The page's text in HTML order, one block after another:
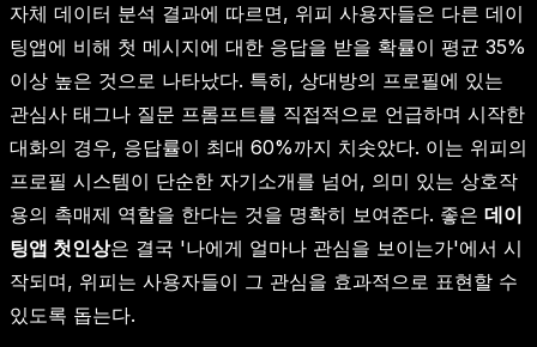
자체 데이터 분석 결과에 따르면, 위피 사용자들은 다른 데이
팅앱에 비해 첫 메시지에 대한 응답을 받을 확률이 평균 35%
이상 높은 것으로 나타났다. 특히, 상대방의 프로필에 있는
관심사 태그나 질문 프롬프트를 직접적으로 언급하며 시작한
대화의 경우, 응답률이 최대 60%까지 치솟았다. 이는 위피의
프로필 시스템이 단순한 자기소개를 넘어, 의미 있는 상호작
용의 촉매제 역할을 한다는 것을 명확히 보여준다. 좋은 데이
팅앱 첫인상은 결국 '나에게 얼마나 관심을 보이는가'에서 시
작되며, 위피는 사용자들이 그 관심을 효과적으로 표현할 수
있도록 돕는다.